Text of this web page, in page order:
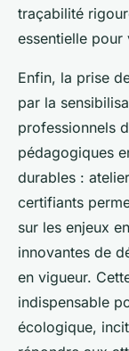
traçabilité
essentielle
Enfin, la prise
par la
professionnels
pédagogiques
durables :
certifiants
sur les enjeux
innovantes de
en vigueur.
indispensable
écologique,